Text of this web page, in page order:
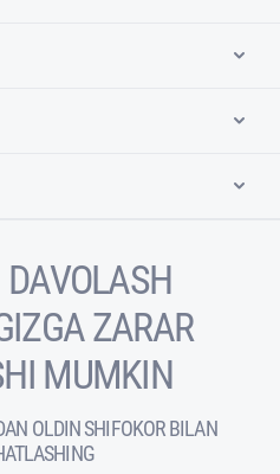
DAVOLASH
ZARAR
MUMKIN
OLDIN SHIFOKOR BILAN